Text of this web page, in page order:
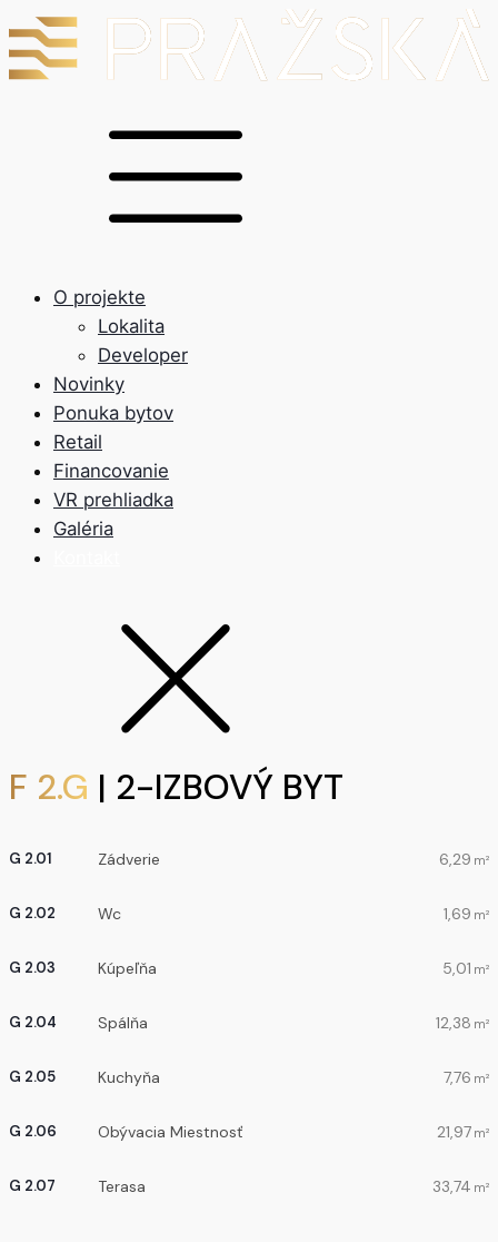
O projekte
Lokalita
Developer
Novinky
Ponuka bytov
Retail
Financovanie
VR prehliadka
Galéria
F 2.G | 2-IZBOVÝ BYT
G 2.01 Zádverie 6,29 m²
G 2.02 Wc 1,69 m²
G 2.03 Kúpeľňa 5,01 m²
G 2.04 Spálňa 12,38 m²
G 2.05 Kuchyňa 7,76 m²
G 2.06 Obývacia Miestnosť 21,97 m²
G 2.07 Terasa 33,74 m²